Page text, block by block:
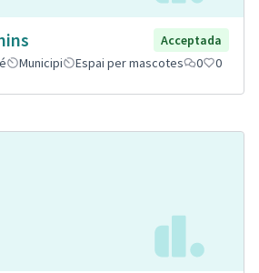
Acceptada
Municipi Espai per mascotes 0 0